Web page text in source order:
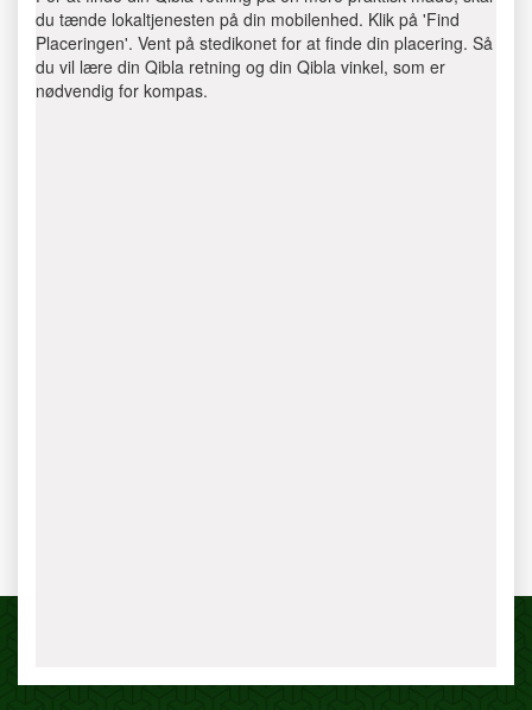
du tænde lokaltjenesten på din mobilenhed. Klik på 'Find
Placeringen'. Vent på stedikonet for at finde din placering. Så
du vil lære din Qibla retning og din Qibla vinkel, som er
nødvendig for kompas.